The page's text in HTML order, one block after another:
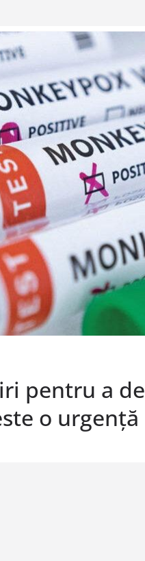
pentru a
o urgență